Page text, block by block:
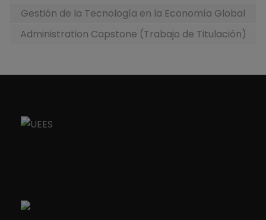
Gestión de la Tecnología en la Economía Global
Administration Capstone (Trabajo de Titulación)